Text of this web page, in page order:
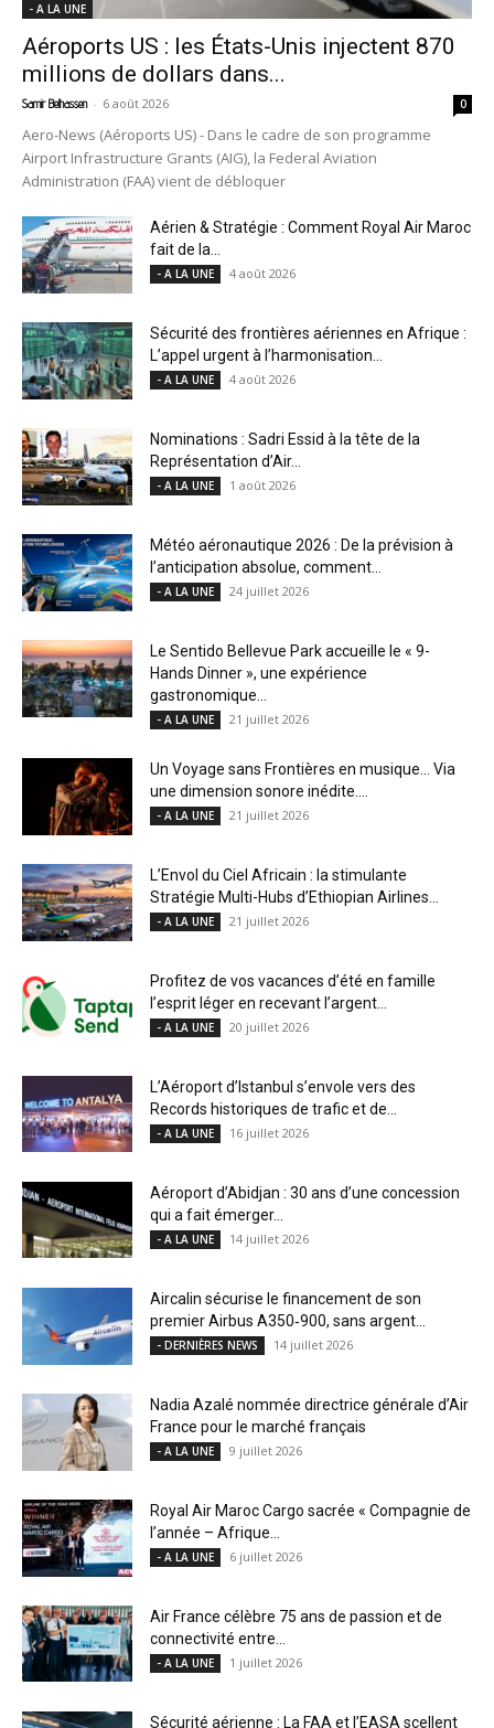
- A LA UNE
Aéroports US : les États-Unis injectent 870
millions de dollars dans...
Samir Belhassen - 6 août 2026 0
Aero-News (Aéroports US) - Dans le cadre de son programme
Airport Infrastructure Grants (AIG), la Federal Aviation
Administration (FAA) vient de débloquer
Aérien & Stratégie : Comment Royal Air Maroc
fait de la...
- A LA UNE 4 août 2026
Sécurité des frontières aériennes en Afrique :
L’appel urgent à l’harmonisation...
- A LA UNE 4 août 2026
Nominations : Sadri Essid à la tête de la
Représentation d’Air...
- A LA UNE 1 août 2026
Météo aéronautique 2026 : De la prévision à
l’anticipation absolue, comment...
- A LA UNE 24 juillet 2026
Le Sentido Bellevue Park accueille le « 9-
Hands Dinner », une expérience
gastronomique...
- A LA UNE 21 juillet 2026
Un Voyage sans Frontières en musique… Via
une dimension sonore inédite....
- A LA UNE 21 juillet 2026
L’Envol du Ciel Africain : la stimulante
Stratégie Multi-Hubs d’Ethiopian Airlines...
- A LA UNE 21 juillet 2026
Profitez de vos vacances d’été en famille
l’esprit léger en recevant l’argent...
- A LA UNE 20 juillet 2026
L’Aéroport d’Istanbul s’envole vers des
Records historiques de trafic et de...
- A LA UNE 16 juillet 2026
Aéroport d’Abidjan : 30 ans d’une concession
qui a fait émerger...
- A LA UNE 14 juillet 2026
Aircalin sécurise le financement de son
premier Airbus A350‑900, sans argent...
- DERNIÈRES NEWS 14 juillet 2026
Nadia Azalé nommée directrice générale d’Air
France pour le marché français
- A LA UNE 9 juillet 2026
Royal Air Maroc Cargo sacrée « Compagnie de
l’année – Afrique...
- A LA UNE 6 juillet 2026
Air France célèbre 75 ans de passion et de
connectivité entre...
- A LA UNE 1 juillet 2026
Sécurité aérienne : La FAA et l’EASA scellent